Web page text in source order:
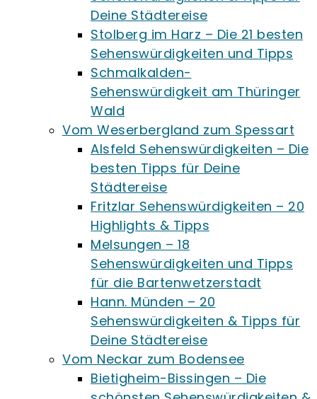
Deine Städtereise
Stolberg im Harz – Die 21 besten
Sehenswürdigkeiten und Tipps
Schmalkalden-
Sehenswürdigkeit am Thüringer
Wald
Vom Weserbergland zum Spessart
Alsfeld Sehenswürdigkeiten – Die
besten Tipps für Deine
Städtereise
Fritzlar Sehenswürdigkeiten – 20
Highlights & Tipps
Melsungen – 18
Sehenswürdigkeiten und Tipps
für die Bartenwetzerstadt
Hann. Münden – 20
Sehenswürdigkeiten & Tipps für
Deine Städtereise
Vom Neckar zum Bodensee
Bietigheim-Bissingen – Die